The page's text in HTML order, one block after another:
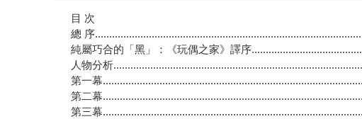
目 次
總 序
純屬巧合的「黑」：《玩偶之家》譯序
人物分析
第一幕
第二幕
第三幕